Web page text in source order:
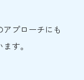
プローチにも
す。